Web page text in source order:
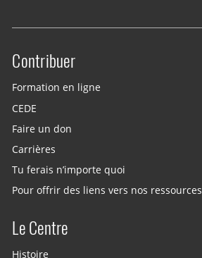
Site menu
Contribuer
Formation en ligne
CEDE
Faire un don
Carrières
Tu ferais n’importe quoi
Pour offrir des liens vers nos ressources
Le Centre
Histoire